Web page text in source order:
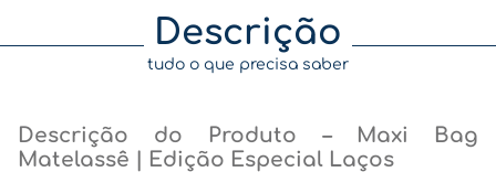
Descrição
tudo o que precisa saber
Descrição do Produto – Maxi Bag
Matelassê | Edição Especial Laços